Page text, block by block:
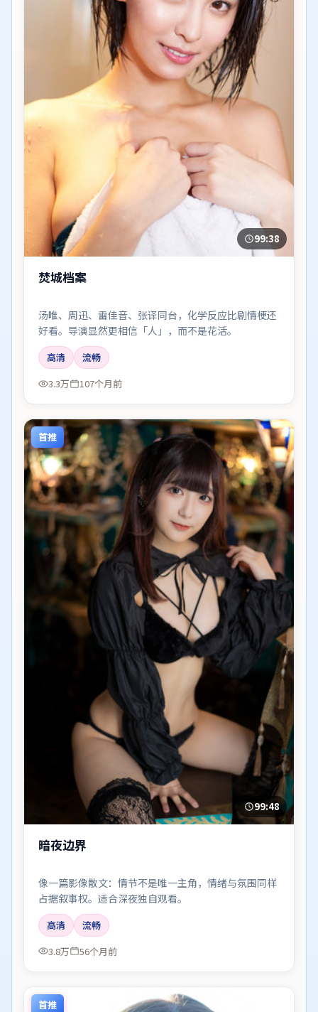
99:38
焚城档案
汤唯、周迅、雷佳音、张译同台，化学反应比剧情梗还
好看。导演显然更相信「人」，而不是花活。
高清
流畅
3.3万
107个月前
首推
99:48
暗夜边界
像一篇影像散文：情节不是唯一主角，情绪与氛围同样
占据叙事权。适合深夜独自观看。
高清
流畅
3.8万
56个月前
首推